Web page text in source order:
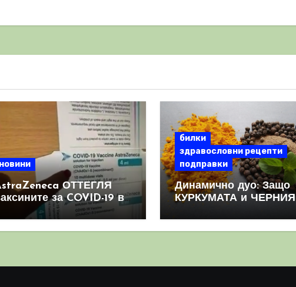
новини
ОТТЕГЛЯ
за COVID-19 в
световен мащаб, след
призна, че те
билки
здравословни рецепти
подправки
Динамично дуо: Защо
КУРКУМАТА и ЧЕРНИЯ
комбинация